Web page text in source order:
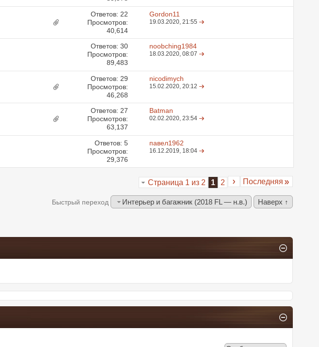
Ответов: 22
Просмотров:
40,614
Gordon11
19.03.2020,21:55
Ответов: 30
Просмотров:
89,483
noobching1984
18.03.2020,08:07
Ответов: 29
Просмотров:
46,268
nicodimych
15.02.2020,20:12
Ответов: 27
Просмотров:
63,137
Batman
02.02.2020,23:54
Ответов: 5
Просмотров:
29,376
павел1962
16.12.2019, 18:04
Страница 1 из 2 1 2 Последняя
Быстрый переход Интерьер и багажник (2018 FL — н.в.) Наверх ↑